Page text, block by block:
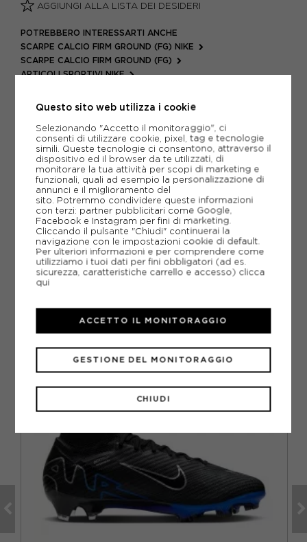
AGGIUNGI ALLA LISTA DEI DESIDERI
POTREBBERO INTERESSARTI ANCHE
SCARPE CALCIO FIRM GROUND (FG) NIKE
SCARPE CALCIO FIRM GROUND (FG)
ARTICOLI SPORTIVI NIKE
PIÙ INFORMAZIONI
SCHEDA TECNICA
GUIDA ALLE TAGLIE
DOMANDE FREQUENTI
Come ordinare la taglia giusta?
CONSIGLIATI DA NOI
Questo sito web utilizza i cookie
Selezionando "Accetto il monitoraggio", ci
consenti di utilizzare cookie, pixel, tag e tecnologie
simili. Queste tecnologie ci consentono, attraverso il
dispositivo ed il browser da te utilizzati, di
monitorare la tua attività per scopi di marketing e
funzionali, quali ad esempio la personalizzazione di
annunci e il miglioramento del
sito. Potremmo condividere queste informazioni
con terzi: partner pubblicitari come Google,
Facebook e Instagram per fini di marketing.
Cliccando il pulsante "Chiudi" continuerai la
navigazione con le impostazioni cookie di default.
Per ulteriori informazioni e per comprendere come
utilizziamo i tuoi dati per fini obbligatori (ad es.
sicurezza, caratteristiche carrello e accesso) clicca
qui
CHIUDI
GESTIONE DEL MONITORAGGIO
ACCETTO IL MONITORAGGIO